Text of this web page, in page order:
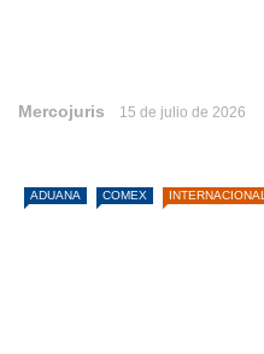
Mercojuris 15 de julio de 2026
ADUANA COMEX INTERNACIONAL